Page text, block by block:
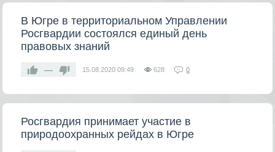
В Югре в территориальном Управлении
Росгвардии состоялся единый день
правовых знаний
— 15.08.2020 09:49 628 0
Росгвардия принимает участие в
природоохранных рейдах в Югре